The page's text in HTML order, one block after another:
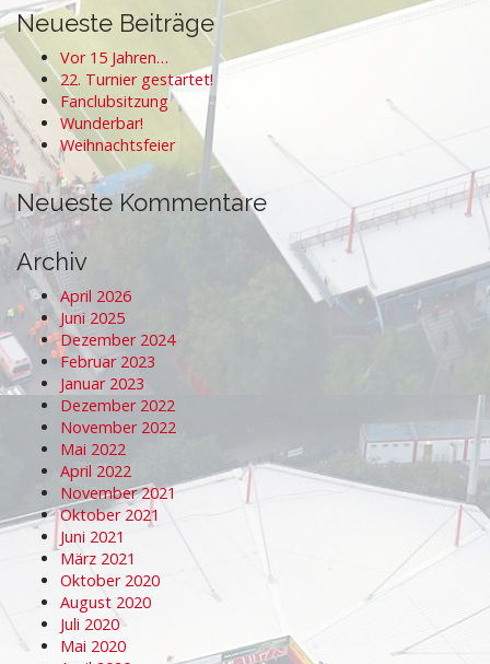
v
i
g
t
i
o
n
Neueste Beiträge
Vor 15 Jahren…
22. Turnier gestartet!
Fanclubsitzung
Wunderbar!
Weihnachtsfeier
Neueste Kommentare
Archiv
April 2026
Juni 2025
Dezember 2024
Februar 2023
Januar 2023
Dezember 2022
November 2022
Mai 2022
April 2022
November 2021
Oktober 2021
Juni 2021
März 2021
Oktober 2020
August 2020
Juli 2020
Mai 2020